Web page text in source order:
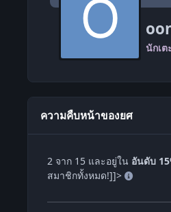
นักเ
ความคืบหน้าของยศ
2 จาก 15 และอยู่ใน อันดับ
สมาชิกทั้งหมด!]]>